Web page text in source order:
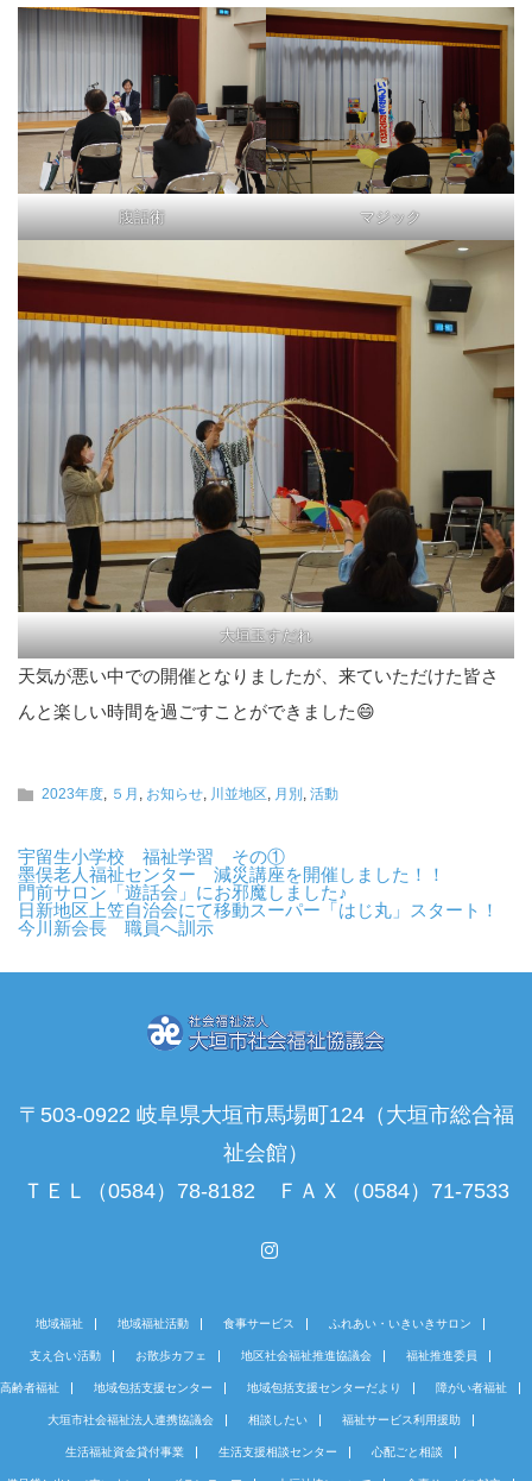
腹話術 マジック
大垣玉すだれ
天気が悪い中での開催となりましたが、来ていただけた皆さ
んと楽しい時間を過ごすことができました😄
2023年度, ５月 , お知らせ, 川並地区, 月別 , 活動
宇留生小学校 福祉学習 その①
墨俣老人福祉センター 減災講座を開催しました！！
門前サロン「遊話会」にお邪魔しました♪
日新地区上笠自治会にて移動スーパー「はじ丸」スタート！
今川新会長 職員へ訓示
〒503-0922 岐阜県大垣市馬場町124（大垣市総合福
祉会館）
ＴＥＬ（0584）78-8182 ＦＡＸ（0584）71-7533
地域福祉 地域福祉活動 食事サービス ふれあい・いきいきサロン
支え合い活動 お散歩カフェ 地区社会福祉推進協議会 福祉推進委員
高齢者福祉 地域包括支援センター 地域包括支援センターだより 障がい者福祉
大垣市社会福祉法人連携協議会 相談したい 福祉サービス利用援助
生活福祉資金貸付事業 生活支援相談センター 心配ごと相談